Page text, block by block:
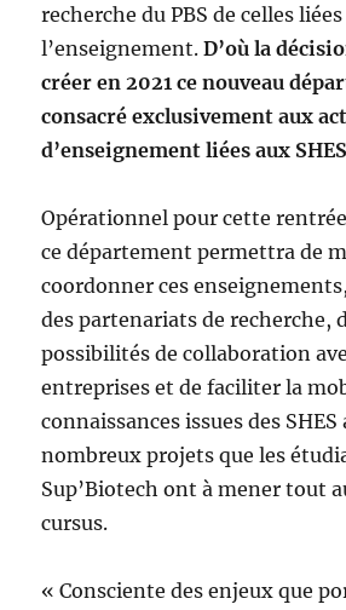
recherche du PBS de celles liées
l’enseignement. D’où la
créer en 2021 ce nouveau
consacré exclusivement aux
d’enseignement liées aux
Opérationnel pour cette
ce département permettra de
coordonner ces
des partenariats de recherche,
possibilités de collaboration
entreprises et de faciliter la
connaissances issues des SHES
nombreux projets que les
Sup’Biotech ont à mener tout
cursus.
« Consciente des enjeux que